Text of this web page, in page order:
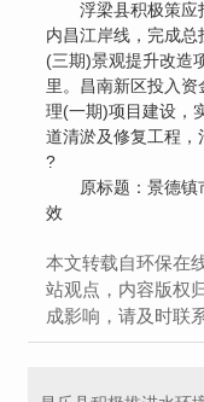
浮梁县积极策应
内昌江岸线，完成
(三期)景观提升改造
里。昌南新区投入
理(一期)项目建设，
道清淤及修复工程，
?
原标题：景德镇
效
本文转载自环保在
站观点，内容版权
成影响，请及时联